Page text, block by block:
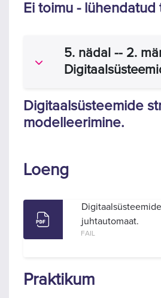
Ei toimu - lühendatud
Ahenda
5. nädal -- 2.
Digitaalsüsteemide
modelleerimine.
Loeng
juhtautomaat.
FAIL
Praktikum